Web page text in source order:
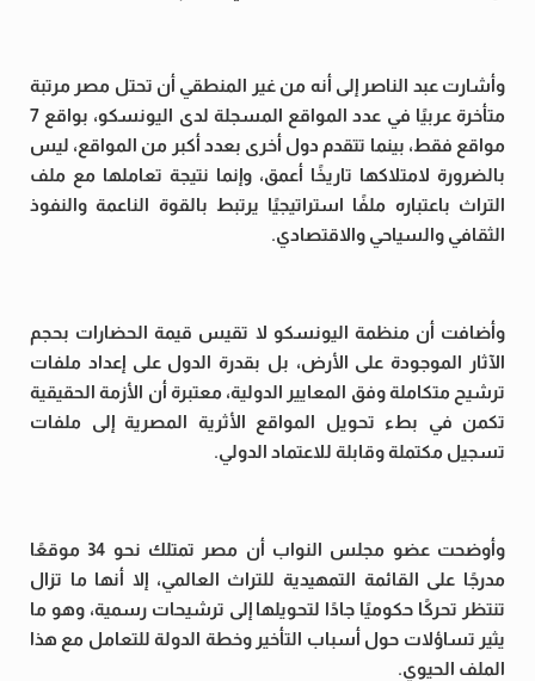
وأشارت عبد الناصر إلى أنه من غير المنطقي أن تحتل مصر مرتبة
متأخرة عربيًا في عدد المواقع المسجلة لدى اليونسكو، بواقع 7
مواقع فقط، بينما تتقدم دول أخرى بعدد أكبر من المواقع، ليس
بالضرورة لامتلاكها تاريخًا أعمق، وإنما نتيجة تعاملها مع ملف
التراث باعتباره ملفًا استراتيجيًا يرتبط بالقوة الناعمة والنفوذ
الثقافي والسياحي والاقتصادي.
وأضافت أن منظمة اليونسكو لا تقيس قيمة الحضارات بحجم
الآثار الموجودة على الأرض، بل بقدرة الدول على إعداد ملفات
ترشيح متكاملة وفق المعايير الدولية، معتبرة أن الأزمة الحقيقية
تكمن في بطء تحويل المواقع الأثرية المصرية إلى ملفات
تسجيل مكتملة وقابلة للاعتماد الدولي.
وأوضحت عضو مجلس النواب أن مصر تمتلك نحو 34 موقعًا
مدرجًا على القائمة التمهيدية للتراث العالمي، إلا أنها ما تزال
تنتظر تحركًا حكوميًا جادًا لتحويلها إلى ترشيحات رسمية، وهو ما
يثير تساؤلات حول أسباب التأخير وخطة الدولة للتعامل مع هذا
الملف الحيوي.